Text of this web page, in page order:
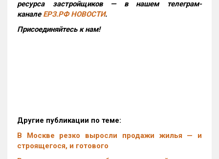
ресурса застройщиков — в нашем телеграм-
канале ЕРЗ.РФ НОВОСТИ.
Присоединяйтесь к нам!
Другие публикации по теме:
В Москве резко выросли продажи жилья — и
строящегося, и готового